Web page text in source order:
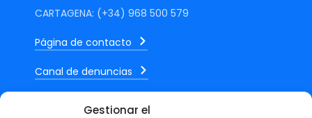
Gestionar el
CARTAGENA: (+34) 968 500 579
Página de contacto
Canal de denuncias